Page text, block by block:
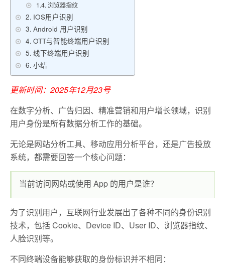
浏览器指纹
IOS用户识别
Android 用户识别
OTT与智能终端用户识别
线下终端用户识别
小结
更新时间：2025年12月23号
在数字分析、广告归因、精准营销和用户增长领域，识别
用户身份是所有数据分析工作的基础。
无论是网站分析工具、移动应用分析平台，还是广告投放
系统，都需要回答一个核心问题：
当前访问网站或使用 App 的用户是谁？
为了识别用户，互联网行业发展出了各种不同的身份识别
技术，包括 Cookie、Device ID、User ID、浏览器指纹、
人脸识别等。
不同终端设备能够获取的身份标识并不相同：